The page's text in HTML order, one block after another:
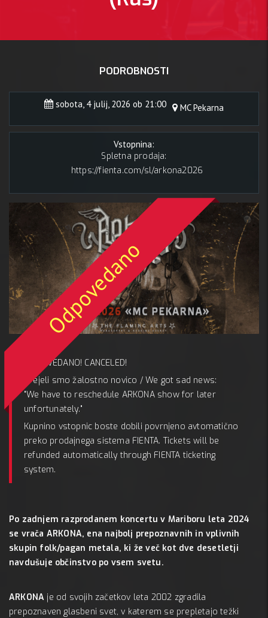
PODROBNOSTI
sobota, 4 julij, 2026 ob 21:00 MC Pekarna
Vstopnina:
Spletna prodaja:
https://fienta.com/sl/arkona2026
Odpovedano
4
ODPOVEDANO! CANCELED!
Prejeli smo žalostno novico / We got sad news:
"We have to reschedule ARKONA show for later
unfortunately."
Kupnino vstopnic boste dobili povrnjeno avtomatično
preko prodajnega sistema FIENTA. Tickets will be
refunded automatically through FIENTA ticketing
system.
Po zadnjem razprodanem koncertu v Mariboru leta 2024
se vrača ARKONA, ena najbolj prepoznavnih in vplivnih
skupin folk/pagan metala, ki že več kot dve desetletji
navdušuje občinstvo po vsem svetu.
ARKONA je od svojih začetkov leta 2002 zgradila
prepoznaven glasbeni svet, v katerem se prepletajo težki